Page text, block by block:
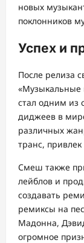
новых
поклонников
Успех и
После релиза
«Музыкальные
стал одним из
диджеев в
различных
транс,
Смеш также
лейблов и
создавать
ремиксы на
Мадонна,
огромное